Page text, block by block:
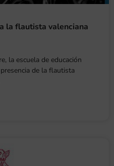
la flautista valenciana
la escuela de educación
de la flautista